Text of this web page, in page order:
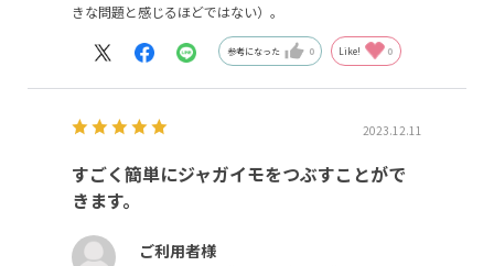
きな問題と感じるほどではない）。
参考になった 0 Like! 0
2023.12.11
すごく簡単にジャガイモをつぶすことがで
きます。
ご利用者様